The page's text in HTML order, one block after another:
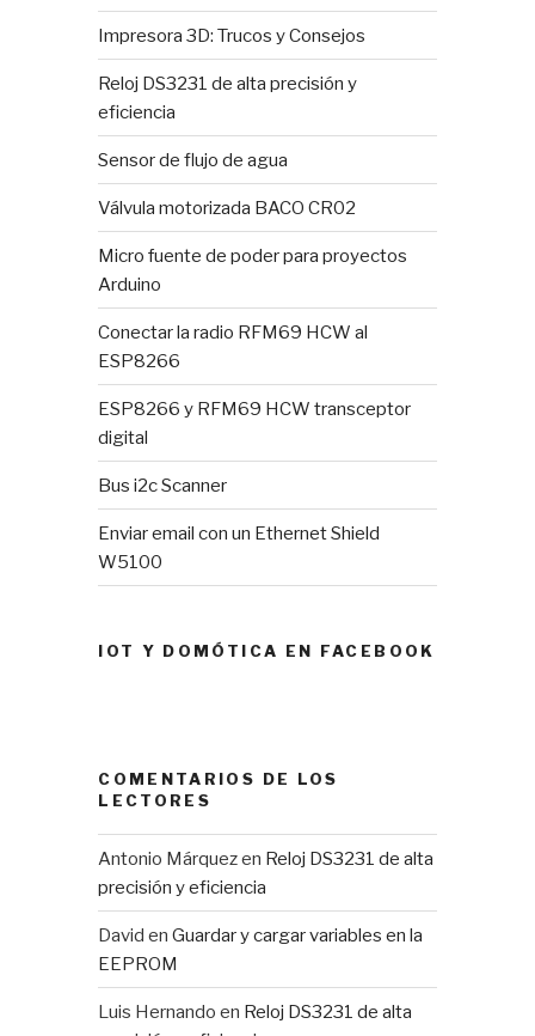
Impresora 3D: Trucos y Consejos
Reloj DS3231 de alta precisión y
eficiencia
Sensor de flujo de agua
Válvula motorizada BACO CR02
Micro fuente de poder para proyectos
Arduino
Conectar la radio RFM69 HCW al
ESP8266
ESP8266 y RFM69 HCW transceptor
digital
Bus i2c Scanner
Enviar email con un Ethernet Shield
W5100
IOT Y DOMÓTICA EN FACEBOOK
COMENTARIOS DE LOS
LECTORES
Antonio Márquezen Reloj DS3231 de alta
precisión y eficiencia
David enGuardar y cargar variables en la
EEPROM
Luis Hernando en Reloj DS3231 de alta